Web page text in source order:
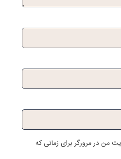
من در مرورگر برای زمانی که